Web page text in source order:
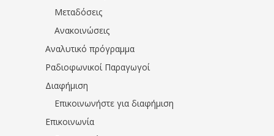
Μεταδόσεις
Ανακοινώσεις
Αναλυτικό πρόγραμμα
Ραδιοφωνικοί Παραγωγοί
Διαφήμιση
Επικοινωνήστε για διαφήμιση
Επικοινωνία